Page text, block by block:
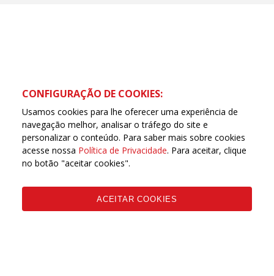
CONFIGURAÇÃO DE COOKIES:
Usamos cookies para lhe oferecer uma experiência de
navegação melhor, analisar o tráfego do site e
personalizar o conteúdo. Para saber mais sobre cookies
acesse nossa Política de Privacidade. Para aceitar, clique
no botão "aceitar cookies".
ACEITAR COOKIES